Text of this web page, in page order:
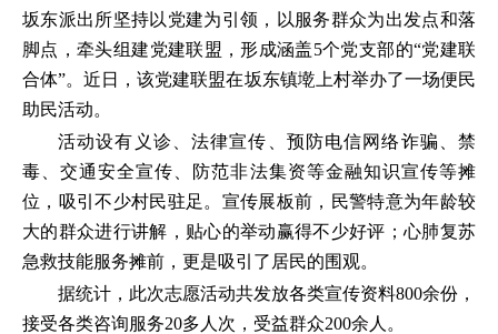
坂东派出所坚持以党建为引领，以服务群众为出发点和落
脚点，牵头组建党建联盟，形成涵盖5个党支部的“党建联
合体”。近日，该党建联盟在坂东镇墘上村举办了一场便民
助民活动。
活动设有义诊、法律宣传、预防电信网络诈骗、禁
毒、交通安全宣传、防范非法集资等金融知识宣传等摊
位，吸引不少村民驻足。宣传展板前，民警特意为年龄较
大的群众进行讲解，贴心的举动赢得不少好评；心肺复苏
急救技能服务摊前，更是吸引了居民的围观。
据统计，此次志愿活动共发放各类宣传资料800余份，
接受各类咨询服务20多人次，受益群众200余人。